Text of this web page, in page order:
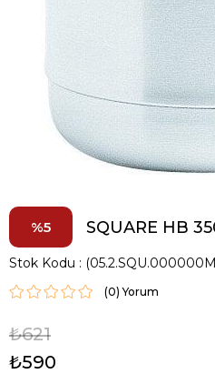
5 SQUARE HB
Stok Kodu
(0)
₺621
₺590